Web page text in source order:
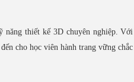
thiết kế 3D chuyên nghiệp. Với
cho học viên hành trang vững chắc